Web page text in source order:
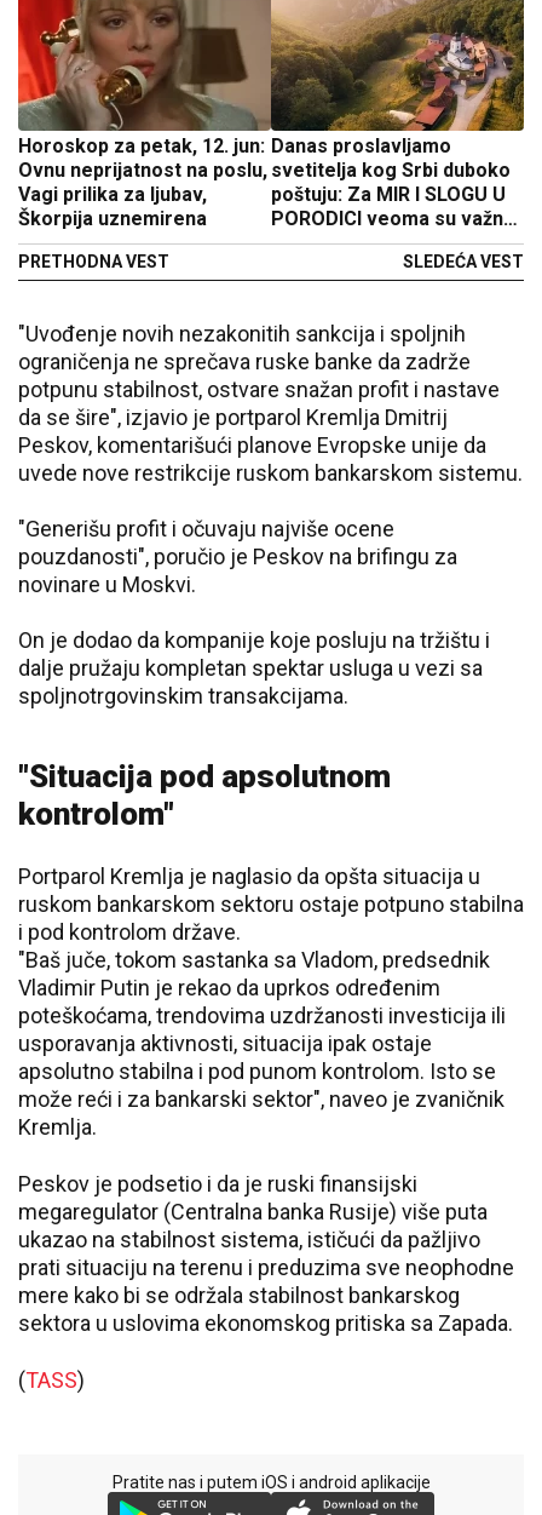
Horoskop za petak, 12. jun:
Ovnu neprijatnost na poslu,
Vagi prilika za ljubav,
Škorpija uznemirena
PRETHODNA VEST
Danas proslavljamo
svetitelja kog Srbi duboko
poštuju: Za MIR I SLOGU U
PORODICI veoma su važna
ova dva običaja
SLEDEĆA VEST
"Uvođenje novih nezakonitih sankcija i spoljnih
ograničenja ne sprečava ruske banke da zadrže
potpunu stabilnost, ostvare snažan profit i nastave
da se šire", izjavio je portparol Kremlja Dmitrij
Peskov, komentarišući planove Evropske unije da
uvede nove restrikcije ruskom bankarskom sistemu.
"Generišu profit i očuvaju najviše ocene
pouzdanosti", poručio je Peskov na brifingu za
novinare u Moskvi.
On je dodao da kompanije koje posluju na tržištu i
dalje pružaju kompletan spektar usluga u vezi sa
spoljnotrgovinskim transakcijama.
"Situacija pod apsolutnom
kontrolom"
Portparol Kremlja je naglasio da opšta situacija u
ruskom bankarskom sektoru ostaje potpuno stabilna
i pod kontrolom države.
"Baš juče, tokom sastanka sa Vladom, predsednik
Vladimir Putin je rekao da uprkos određenim
poteškoćama, trendovima uzdržanosti investicija ili
usporavanja aktivnosti, situacija ipak ostaje
apsolutno stabilna i pod punom kontrolom. Isto se
može reći i za bankarski sektor", naveo je zvaničnik
Kremlja.
Peskov je podsetio i da je ruski finansijski
megaregulator (Centralna banka Rusije) više puta
ukazao na stabilnost sistema, ističući da pažljivo
prati situaciju na terenu i preduzima sve neophodne
mere kako bi se održala stabilnost bankarskog
sektora u uslovima ekonomskog pritiska sa Zapada.
(TASS)
Pratite nas i putem iOS i android aplikacije